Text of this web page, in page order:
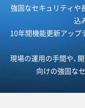
強固なセキュリティや
込
10年間機能更新アップ
現場の運用の手間や、
向けの強固な